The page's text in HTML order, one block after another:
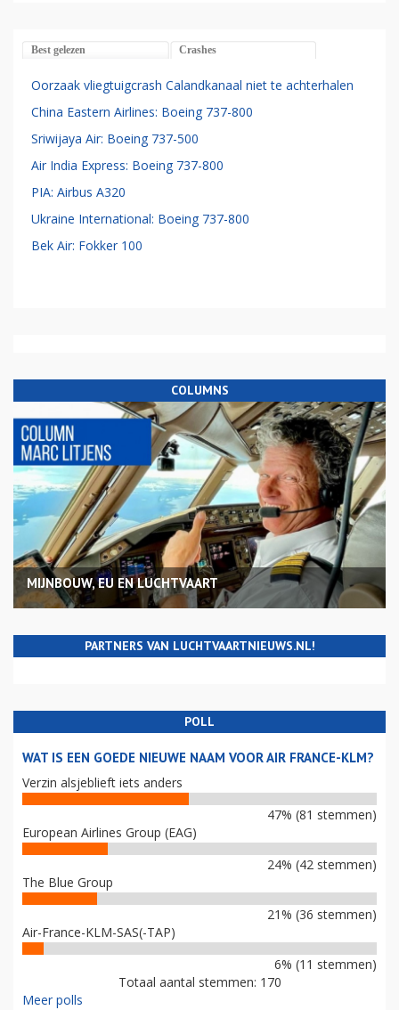
Best gelezen Crashes
Oorzaak vliegtuigcrash Calandkanaal niet te achterhalen
China Eastern Airlines: Boeing 737-800
Sriwijaya Air: Boeing 737-500
Air India Express: Boeing 737-800
PIA: Airbus A320
Ukraine International: Boeing 737-800
Bek Air: Fokker 100
COLUMNS
MIJNBOUW, EU EN LUCHTVAART
PARTNERS VAN LUCHTVAARTNIEUWS.NL!
POLL
WAT IS EEN GOEDE NIEUWE NAAM VOOR AIR FRANCE-KLM?
Verzin alsjeblieft iets anders
47% (81 stemmen)
European Airlines Group (EAG)
24% (42 stemmen)
The Blue Group
21% (36 stemmen)
Air-France-KLM-SAS(-TAP)
6% (11 stemmen)
Totaal aantal stemmen: 170
Meer polls